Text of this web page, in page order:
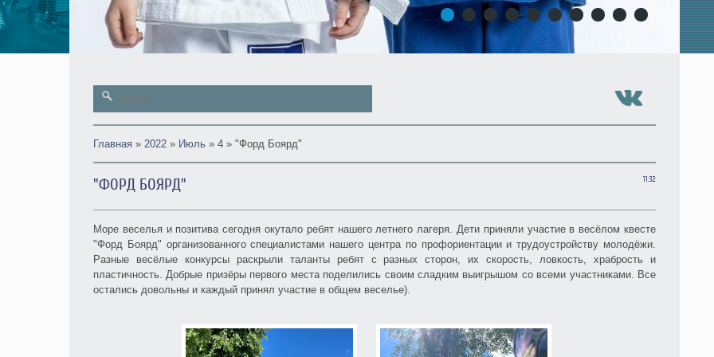
4 5 6
Главная » 2022 » Июль » 4 » "Форд Боярд"
11:32
"ФОРД БОЯРД"
Море веселья и позитива сегодня окутало ребят нашего летнего лагеря. Дети приняли участие в весёлом квесте
"Форд Боярд" организованного специалистами нашего центра по профориентации и трудоустройству молодёжи.
Разные весёлые конкурсы раскрыли таланты ребят с разных сторон, их скорость, ловкость, храбрость и
пластичность. Добрые призёры первого места поделились своим сладким выигрышом со всеми участниками. Все
остались довольны и каждый принял участие в общем веселье).